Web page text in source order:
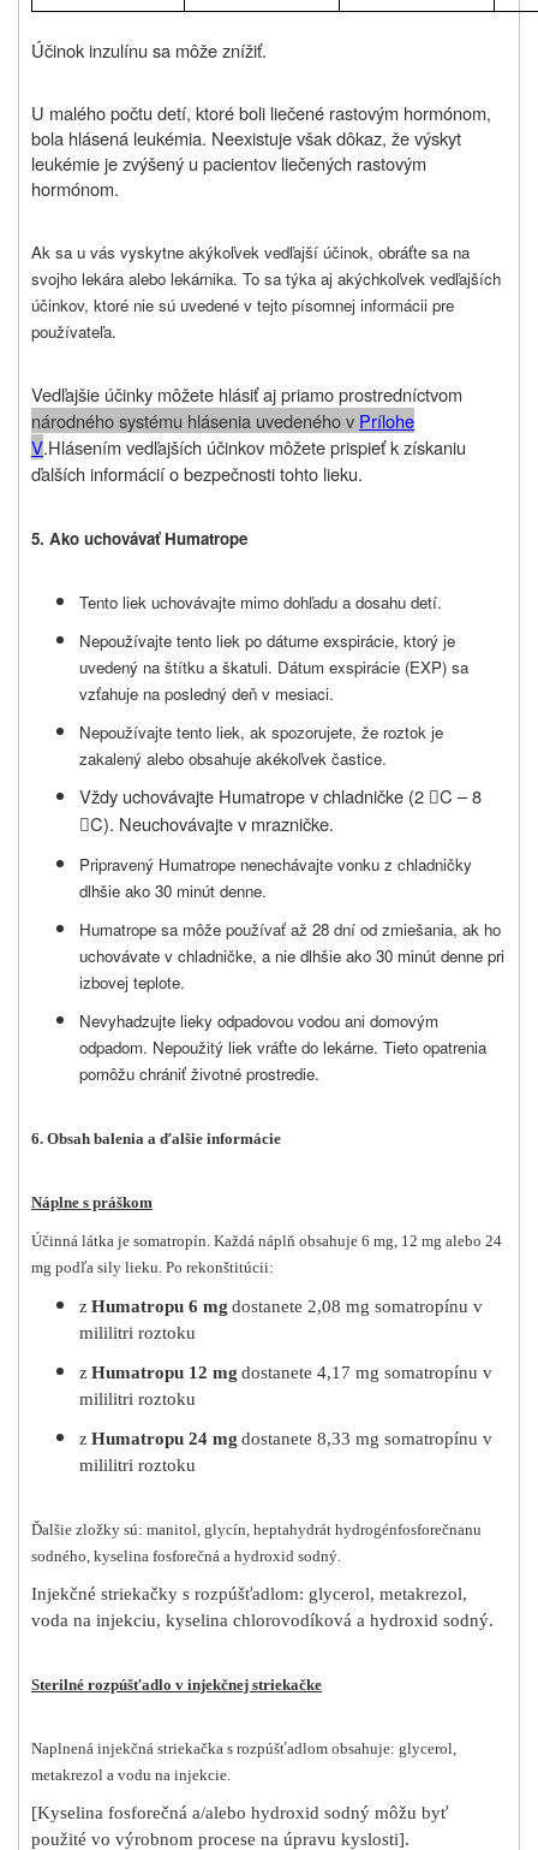
Účinok inzulínu sa môže znížiť.
U malého počtu detí, ktoré boli liečené rastovým hormónom,
bola hlásená leukémia. Neexistuje však dôkaz, že výskyt
leukémie je zvýšený u pacientov liečených rastovým
hormónom.
Ak sa u vás vyskytne akýkoľvek vedľajší účinok, obráťte sa na
svojho lekára alebo lekárnika. To sa týka aj akýchkoľvek vedľajších
účinkov, ktoré nie sú uvedené v tejto písomnej informácii pre
používateľa.
Vedľajšie účinky môžete hlásiť aj priamo prostredníctvom
národného systému hlásenia uvedeného v Prílohe
V.Hlásením vedľajších účinkov môžete prispieť k získaniu
ďalších informácií o bezpečnosti tohto lieku.
5. Ako uchovávať Humatrope
Tento liek uchovávajte mimo dohľadu a dosahu detí.
Nepoužívajte tento liek po dátume exspirácie, ktorý je
uvedený na štítku a škatuli. Dátum exspirácie (EXP) sa
vzťahuje na posledný deň v mesiaci.
Nepoužívajte tento liek, ak spozorujete, že roztok je
zakalený alebo obsahuje akékoľvek častice.
Vždy uchovávajte Humatropev chladničke (2 C – 8
C). Neuchovávajte v mrazničke.
Pripravený Humatrope nenechávajte vonku z chladničky
dlhšie ako 30 minút denne.
Humatrope sa môže používať až 28 dní od zmiešania, ak ho
uchovávate v chladničke, a nie dlhšie ako 30 minút denne pri
izbovej teplote.
Nevyhadzujte lieky odpadovou vodou ani domovým
odpadom. Nepoužitý liek vráťte do lekárne. Tieto opatrenia
pomôžu chrániť životné prostredie.
6. Obsah balenia a ďalšie informácie
Náplne s práškom
Účinná látka je somatropín. Každá náplň obsahuje 6 mg, 12 mg alebo 24
mg podľa sily lieku. Po rekonštitúcii:
zHumatropu 6 mg dostanete 2,08 mg somatropínu v
mililitri roztoku
zHumatropu 12 mg dostanete 4,17 mg somatropínu v
mililitri roztoku
zHumatropu 24 mg dostanete 8,33 mg somatropínu v
mililitri roztoku
Ďalšie zložky sú: manitol, glycín, heptahydrát hydrogénfosforečnanu
sodného, kyselina fosforečná a hydroxid sodný.
Injekčné striekačky s rozpúšťadlom: glycerol, metakrezol,
voda na injekciu, kyselina chlorovodíková a hydroxid sodný.
Sterilné rozpúšťadlo v injekčnej striekačke
Naplnená injekčná striekačka s rozpúšťadlom obsahuje: glycerol,
metakrezol a vodu na injekcie.
[Kyselina fosforečná a/alebo hydroxid sodný môžu byť
použité vo výrobnom procese na úpravu kyslosti].